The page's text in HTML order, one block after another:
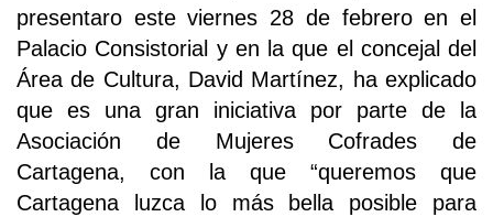
presentaro este viernes 28 de febrero en el
Palacio Consistorial y en la que el concejal del
Área de Cultura, David Martínez, ha explicado
que es una gran iniciativa por parte de la
Asociación de Mujeres Cofrades de
Cartagena, con la que “queremos que
Cartagena luzca lo más bella posible para